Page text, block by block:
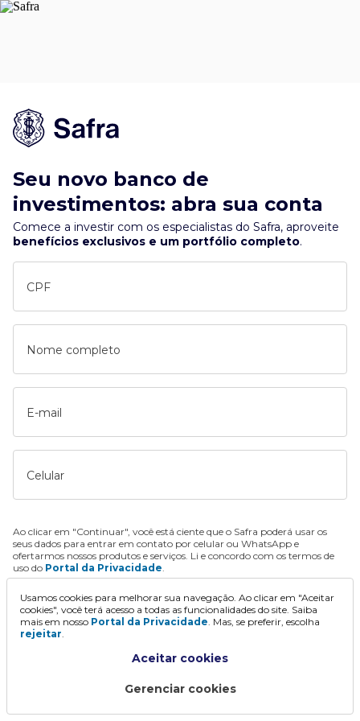
Seu novo banco de
investimentos: abra sua conta
Comece a investir com os especialistas do Safra, aproveite
benefícios exclusivos e um portfólio completo.
CPF
Nome completo
E-mail
Celular
Ao clicar em "Continuar", você está ciente que o Safra poderá usar os
seus dados para entrar em contato por celular ou WhatsApp e
ofertarmos nossos produtos e serviços. Li e concordo com os termos de
uso do Portal da Privacidade.
Continuar
Usamos cookies para melhorar sua navegação. Ao clicar em "Aceitar
cookies", você terá acesso a todas as funcionalidades do site. Saiba
mais em nosso Portal da Privacidade. Mas, se preferir, escolha
rejeitar.
Aceitar cookies
Gerenciar cookies